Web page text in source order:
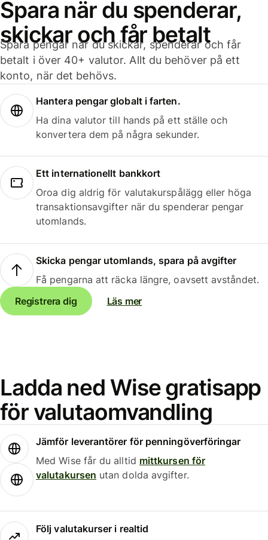
Spara när du spenderar,
skickar och får betalt
Spara pengar när du skickar, spenderar och får
betalt i över 40+ valutor. Allt du behöver på ett
konto, när det behövs.
Hantera pengar globalt i farten.
Ha dina valutor till hands på ett ställe och
konvertera dem på några sekunder.
Ett internationellt bankkort
Oroa dig aldrig för valutakurspålägg eller höga
transaktionsavgifter när du spenderar pengar
utomlands.
Skicka pengar utomlands, spara på avgifter
Få pengarna att räcka längre, oavsett avståndet.
Registrera dig
Läs mer
Ladda ned Wise gratisapp
för valutaomvandling
Jämför leverantörer för penningöverföringar
Med Wise får du alltid mittkursen för
valutakursen utan dolda avgifter.
Följ valutakurser i realtid